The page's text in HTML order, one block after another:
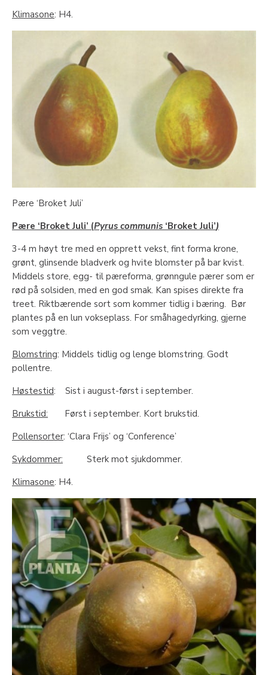
Klimasone: H4.
Pære ‘Broket Juli’
Pære ‘Broket Juli’ (Pyrus communis ‘Broket Juli’)
3-4 m høyt tre med en opprett vekst, fint forma krone,
grønt, glinsende bladverk og hvite blomster på bar kvist.
Middels store, egg- til pæreforma, grønngule pærer som er
rød på solsiden, med en god smak. Kan spises direkte fra
treet. Riktbærende sort som kommer tidlig i bæring. Bør
plantes på en lun vokseplass. For småhagedyrking, gjerne
som veggtre.
Blomstring: Middels tidlig og lenge blomstring. Godt
pollentre.
Høstestid: Sist i august-først i september.
Brukstid: Først i september. Kort brukstid.
Pollensorter: ‘Clara Frijs’ og ‘Conference’
Sykdommer: Sterk mot sjukdommer.
Klimasone: H4.